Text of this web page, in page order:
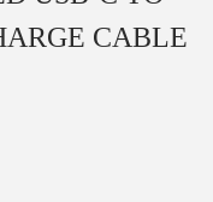
CABLE